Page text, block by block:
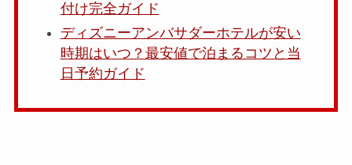
付け完全ガイド
ディズニーアンバサダーホテルが安い
時期はいつ？最安値で泊まるコツと当
日予約ガイド